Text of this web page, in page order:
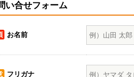
い合せフォーム
お名前
フリガナ